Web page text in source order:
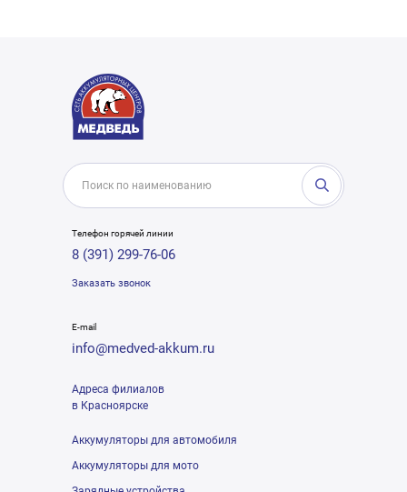
Телефон горячей линии
8 (391) 299-76-06
Заказать звонок
E-mail
info@medved-akkum.ru
Адреса филиалов
в Красноярске
Аккумуляторы для автомобиля
Аккумуляторы для мото